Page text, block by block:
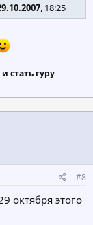
, 18:25
стать гуру
#8
октября этого